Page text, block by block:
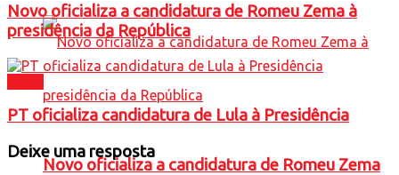
Novo oficializa a candidatura de Romeu Zema
Novo oficializa a candidatura de Romeu Zema à
presidência da República
PT oficializa candidatura de Lula à Presidência
Deixe uma resposta